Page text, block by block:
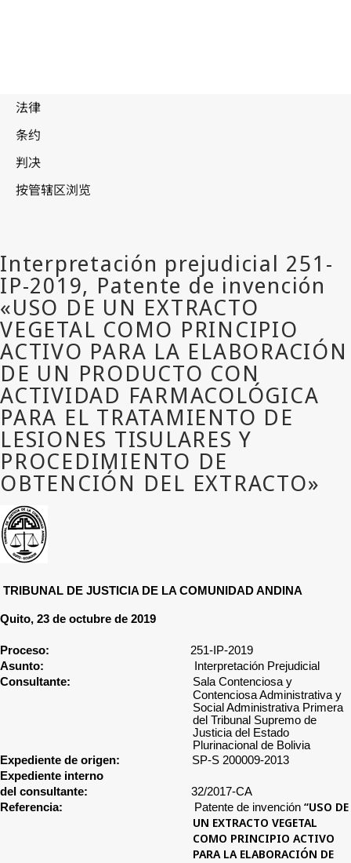
TRIBUNAL DE JUSTICIA DE LA COMUNIDAD ANDINA
Quito, 23 de octubre de 2019
Proceso: 251-IP-2019
Asunto:
Interpretación Prejudicial
Consultante: Sala Contenciosa y
Contenciosa Administrativa y
Social Administrativa Primera
del Tribunal Supremo de
Justicia del Estado
Plurinacional de Bolivia
Expediente de origen: SP-S 200009-2013
Expediente interno
del consultante: 32/2017-CA
Referencia:
Patente de invención “USO DE
UN EXTRACTO VEGETAL
COMO PRINCIPIO ACTIVO
PARA LA ELABORACIÓN DE